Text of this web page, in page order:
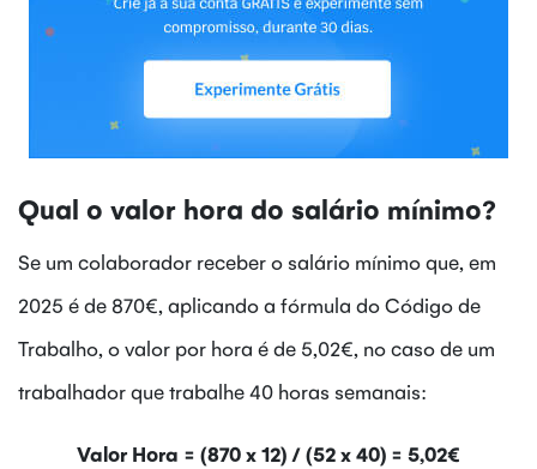
Qual o valor hora do salário mínimo?
Se um colaborador receber o salário mínimo que, em
2025 é de 870€, aplicando a fórmula do Código de
Trabalho, o valor por hora é de 5,02€, no caso de um
trabalhador que trabalhe 40 horas semanais:
Valor Hora = (870 x 12) / (52 x 40) = 5,02€